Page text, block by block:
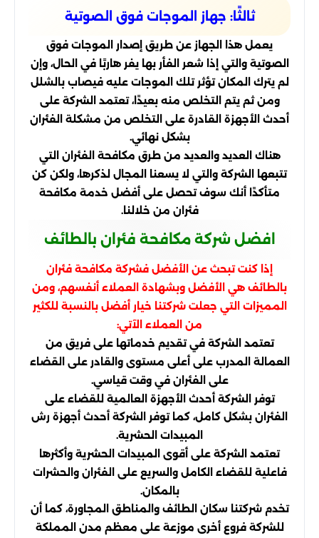
ثالثًا: جهاز الموجات فوق الصوتية
يعمل هذا الجهاز عن طريق إصدار الموجات فوق
الصوتية والتي إذا شعر الفأر بها يفر هاربًا في الحال، وإن
لم يترك المكان تؤثر تلك الموجات عليه فيصاب بالشلل
ومن ثم يتم التخلص منه بعيدًا، تعتمد الشركة على
أحدث الأجهزة القادرة على التخلص من مشكلة الفئران
بشكل نهائي.
هناك العديد والعديد من طرق مكافحة الفئران التي
تتبعها الشركة والتي لا يسعنا المجال لذكرها، ولكن كن
متأكدًا أنك سوف تحصل على أفضل خدمة مكافحة
فئران من خلالنا.
افضل شركة مكافحة فئران بالطائف
إذا كنت تبحث عن الأفضل فشركة مكافحة فئران
بالطائف هي الأفضل وبشهادة العملاء أنفسهم، ومن
المميزات التي جعلت شركتنا خيار أفضل بالنسبة للكثير
من العملاء الآتي:
تعتمد الشركة في تقديم خدماتها على فريق من
العمالة المدرب على أعلى مستوى والقادر على القضاء
على الفئران في وقت قياسي.
توفر الشركة أحدث الأجهزة العالمية للقضاء على
الفئران بشكل كامل، كما توفر الشركة أحدث أجهزة رش
المبيدات الحشرية.
تعتمد الشركة على أقوى المبيدات الحشرية وأكثرها
فاعلية للقضاء الكامل والسريع على الفئران والحشرات
بالمكان.
تخدم شركتنا سكان الطائف والمناطق المجاورة، كما أن
للشركة فروع أخرى موزعة على معظم مدن المملكة